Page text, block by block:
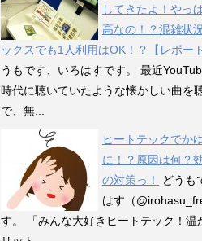
してきたよ！やっ
高なの！？混雑状
ックスでも1人利用はOK！？【レポー
うもです、いろはすです。 最近
時代に聴いていたような懐かしい曲を
で、無...
ヒートテックでか
に！？原因は何？
の対策っ！
どうも
はす（
す。 「みんな大好きヒートテック！温